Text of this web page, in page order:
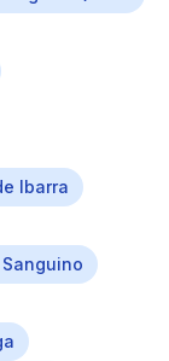
Ibarra